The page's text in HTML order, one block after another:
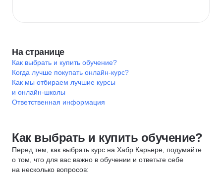
На странице
Как выбрать и купить обучение?
Когда лучше покупать онлайн-курс?
Как мы отбираем лучшие курсы
и онлайн-школы
Ответственная информация
Как выбрать и купить обучение?
Перед тем, как выбрать курс на Хабр Карьере, подумайте
о том, что для вас важно в обучении и ответьте себе
на несколько вопросов: